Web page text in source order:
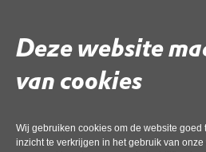
Deze website
van cookies
Wij gebruiken cookies om de website goed
inzicht te verkrijgen in het gebruik van